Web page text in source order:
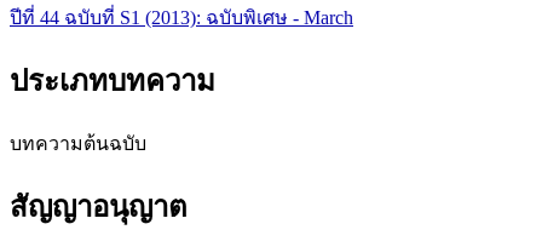
ปีที่ 44 ฉบับที่ S1 (2013): ฉบับพิเศษ - March
ประเภทบทความ
บทความต้นฉบับ
สัญญาอนุญาต